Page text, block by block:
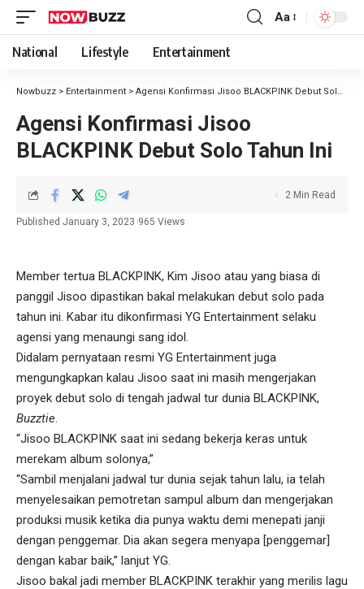
Aa
National Lifestyle Entertainment
Nowbuzz > Entertainment > Agensi Konfirmasi Jisoo BLACKPINK Debut Solo Tahun Ini
Agensi Konfirmasi Jisoo
BLACKPINK Debut Solo Tahun Ini
Published January 3, 2023 965 Views
2 Min Read
Member tertua BLACKPINK, Kim Jisoo atau yang biasa di
panggil Jisoo dipastikan bakal melakukan debut solo pada
tahun ini. Kabar itu dikonfirmasi YG Entertainment selaku
agensi yang menaungi sang idol.
Didalam pernyataan resmi YG Entertainment juga
mengungkapkan kalau Jisoo saat ini masih mengerjakan
proyek debut solo di tengah jadwal tur dunia BLACKPINK,
Buzztie.
“Jisoo BLACKPINK saat ini sedang bekerja keras untuk
merekam album solonya,”
“Sambil menjalani jadwal tur dunia sejak tahun lalu, ia telah
menyelesaikan pemotretan sampul album dan mengerjakan
produksi musik ketika dia punya waktu demi menepati janji
dengan penggemar. Dia akan segera menyapa [penggemar]
dengan kabar baik,” lanjut YG.
Jisoo bakal jadi member BLACKPINK terakhir yang merilis lagu